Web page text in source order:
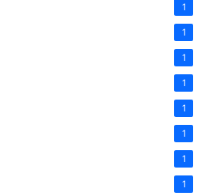
1
1
1
1
1
1
1
1